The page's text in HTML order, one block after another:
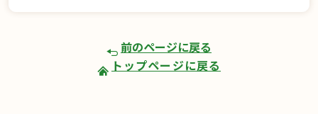
前のページに戻る
トップページに戻る